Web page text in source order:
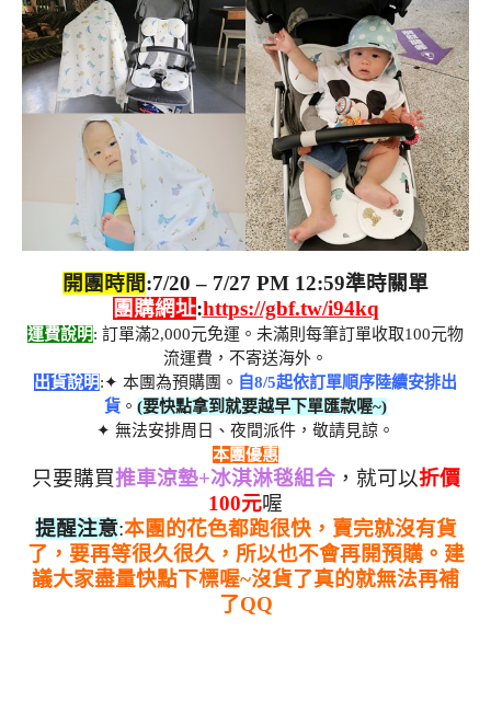
開團時間:7/20 – 7/27 PM 12:59準時關單
團購網址:https://gbf.tw/i94kq
運費說明: 訂單滿2,000元免運。未滿則每筆訂單收取100元物
流運費，不寄送海外。
出貨說明:✦ 本團為預購團。 自8/5起依訂單順序陸續安排出
貨 。 (要快點拿到就要越早下單匯款喔~)
✦ 無法安排周日、夜間派件，敬請見諒。
本團優惠
只要購買推車涼墊+冰淇淋毯組合，就可以折價
100元喔
提醒注意:本團的花色都跑很快，賣完就沒有貨
了，要再等很久很久，所以也不會再開預購。建
議大家盡量快點下標喔~沒貨了真的就無法再補
了QQ